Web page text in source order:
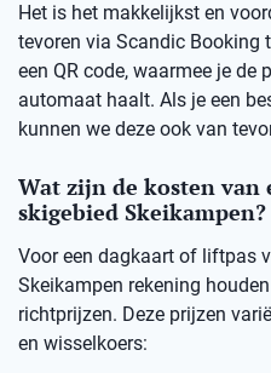
Het is het makkelijkst en
tevoren via Scandic Booking
een QR code, waarmee je de
automaat haalt. Als je een
kunnen we deze ook van
Wat zijn de kosten van
skigebied Skeikampen?
Voor een dagkaart of liftpas
Skeikampen rekening
richtprijzen. Deze prijzen
en wisselkoers: